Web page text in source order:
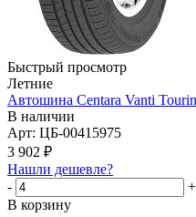
Быстрый просмотр
Летние
Автошина Centara Vanti
В наличии
Арт: ЦБ-00415975
3 902 ₽
Нашли дешевле?
-
+
В корзину